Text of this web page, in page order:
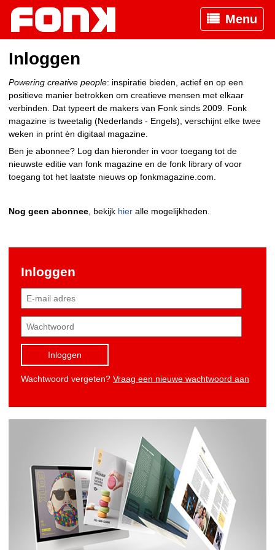
Menu
Inloggen
Powering creative people: inspiratie bieden, actief en op een
positieve manier betrokken om creatieve mensen met elkaar
verbinden. Dat typeert de makers van Fonk sinds 2009. Fonk
magazine is tweetalig (Nederlands - Engels), verschijnt elke twee
weken in print èn digitaal magazine.
Ben je abonnee? Log dan hieronder in voor toegang tot de
nieuwste editie van fonk magazine en de fonk library of voor
toegang tot het laatste nieuws op fonkmagazine.com.
Nog geen abonnee , bekijk hier alle mogelijkheden.
Inloggen
Inloggen
Wachtwoord vergeten? Vraag een nieuwe wachtwoord aan